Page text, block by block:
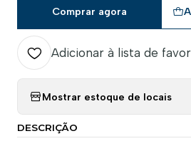
Comprar agora
Adicionar à lista de
Mostrar estoque de locais
DESCRIÇÃO